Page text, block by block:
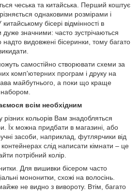
чеська та китайська. Перший коштує
однаковими розмірами і
бісері відмінності в
дуже значними: часто зустрічаються
видовжені бісеринки, тому багато
самостійно створювати схеми за
комп'ютерних програм і друку на
майбутнього, а поки що краще
всім необхідним
різних кольорів Вам знадобляться
Їх можна придбати в магазині, або
засоби, наприклад, футлярчики від
слід написати кімнати – це
потрібний колір.
Для вишивки бісером часто
мононитки, схожі на волосінь.
майже не видно з вивороту. Втім, багато